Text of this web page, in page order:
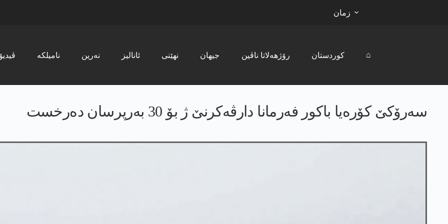
زمان
ڤیدیۆ نامیلکە نەرین ئانالیز نھێنی جیھان رۆژھەلاتا ناڤین کوردستان ⌂
سەرۆکێ کۆرەیا باکور فەرمانا دارڤەکرنێ ژ بۆ 30 بەرپرسان دەرخست